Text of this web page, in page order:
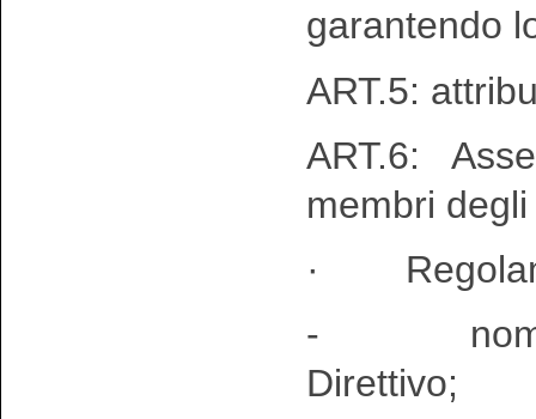
garantendo
ART.5:
ART.6:
membri
·
- nomina
Direttivo;